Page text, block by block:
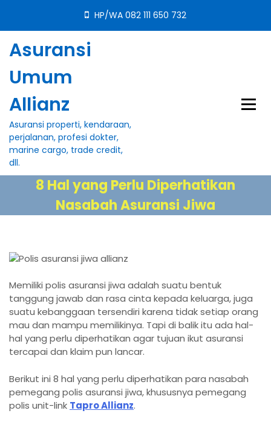
i
HP/WA 082 111 650 732
Asuransi
Umum
Allianz
Asuransi properti, kendaraan,
perjalanan, profesi dokter,
marine cargo, trade credit,
dll.
8 Hal yang Perlu Diperhatikan
Nasabah Asuransi Jiwa
Memiliki polis asuransi jiwa adalah suatu bentuk
tanggung jawab dan rasa cinta kepada keluarga, juga
suatu kebanggaan tersendiri karena tidak setiap orang
mau dan mampu memilikinya. Tapi di balik itu ada hal-
hal yang perlu diperhatikan agar tujuan ikut asuransi
tercapai dan klaim pun lancar.
Berikut ini 8 hal yang perlu diperhatikan para nasabah
pemegang polis asuransi jiwa, khususnya pemegang
polis unit-link Tapro Allianz.